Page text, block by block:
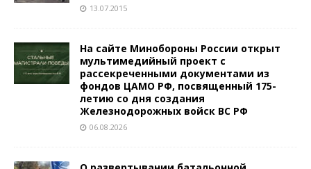
13.07.2015
На сайте Минобороны России открыт
мультимедийный проект с
рассекреченными документами из
фондов ЦАМО РФ, посвященный 175-
летию со дня создания
Железнодорожных войск ВС РФ
06.08.2026